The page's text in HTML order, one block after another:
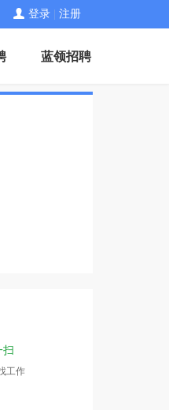
登录 注册
蓝领招聘
扫
工作